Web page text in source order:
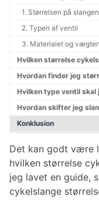
Valg af cykel
Påklædning til cykelturen
Cykelruter Danmark
Nationale cykelruter
Regionale cykelruter
Cykelruter København
Cykelruter Århus
Cykelruter Vestjylland
Cykelruter Østjylland
Cykelruter Bornholm
Cykelruter Fyn
Banestier
1. Størrelsen på slangen
2. Typen af ventil
3. Materialet og vægten
Hvilken størrelse
Hvordan finder jeg
Hvilken type ventil skal
Hvordan skifter jeg
Konklusion
Det kan godt være
hvilken størrelse
jeg lavet en guide,
cykelslange